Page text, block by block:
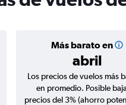
Más barato en
abril
Los precios de vuelos más
en promedio. Posible
precios del 3% (ahorro